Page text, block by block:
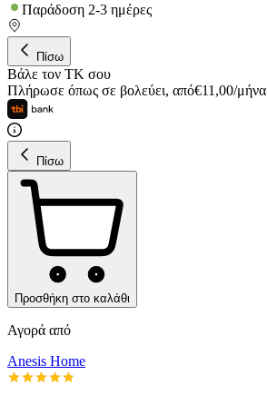
Παράδοση 2-3 ημέρες
Πίσω
Βάλε τον ΤΚ σου
Πλήρωσε όπως σε βολεύει, από€11,00/μήνα
Πίσω
Προσθήκη στο καλάθι
Αγορά από
Anesis Home